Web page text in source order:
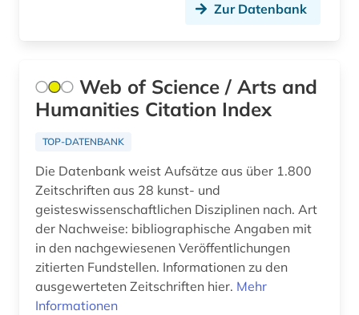
arabistik (2)
arbeiterbewegung (1)
arbeitsbedingungen und -politik (1)
arbeitsfeld (1)
arbeitsgestaltung (1)
arbeitslosigkeit (1)
Schweden (53)
Skandinavien (5)
Slowakei (10)
Slowenien (6)
Spanien (16)
Zur Datenbank
Web of Science / Arts and
Humanities Citation Index
TOP-DATENBANK
Die Datenbank weist Aufsätze aus über 1.800
Zeitschriften aus 28 kunst- und
geisteswissenschaftlichen Disziplinen nach. Art
der Nachweise: bibliographische Angaben mit
in den nachgewiesenen Veröffentlichungen
zitierten Fundstellen. Informationen zu den
ausgewerteten Zeitschriften hier. Mehr
Informationen